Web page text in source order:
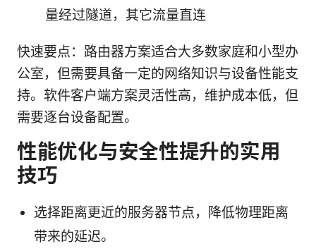
量经过隧道，其它流量直连
快速要点：路由器方案适合大多数家庭和小型办
公室，但需要具备一定的网络知识与设备性能支
持。软件客户端方案灵活性高，维护成本低，但
需要逐台设备配置。
性能优化与安全性提升的实用
技巧
选择距离更近的服务器节点，降低物理距离
带来的延迟。